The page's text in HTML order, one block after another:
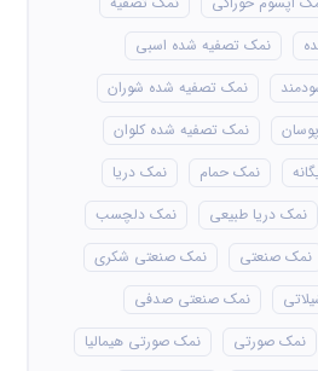
نمک تصفیه شده اسبی
نمک تصفیه شده شوران
نمک تصفیه شده کلوان
نمک حمام
نمک دریا
نمک دریا طبیعی
نمک دلچسب
نمک صنعتی
نمک صنعتی شکری
نمک صنعتی صدفی
نمک صورتی
نمک صورتی هیمالیا